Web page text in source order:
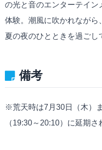
の光と音のエンターテイン
体験。潮風に吹かれながら
夏の夜のひとときを過ごし
備考
※荒天時は7月30日（木）
（19:30～20:10）に延期さ